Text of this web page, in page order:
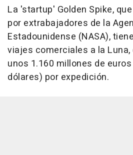
La 'startup' Golden Spike,
por extrabajadores de la
Estadounidense (NASA),
viajes comerciales a la
unos 1.160 millones de
dólares) por expedición.